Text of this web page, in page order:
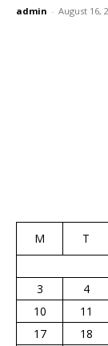
admin - August 16,
M T
3
4
10
11
17
18